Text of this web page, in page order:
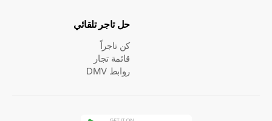
حل تاجر تلقائي
كن تاجراً
قائمة تجار
روابط DMV